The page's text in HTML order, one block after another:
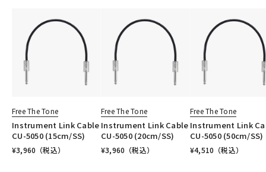
Free The Tone
Instrument Link Cable
CU-5050 (15cm/SS)
¥3,960 （税込）
Free The Tone
Instrument Link Cable
CU-5050 (20cm/SS)
¥3,960 （税込）
Free The Tone
Instrument Link
CU-5050 (50cm/SS)
¥4,510 （税込）